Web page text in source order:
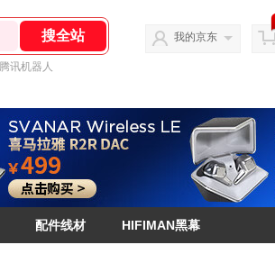
腾讯机器人
我的京东
配件线材 HIFIMAN黑幕